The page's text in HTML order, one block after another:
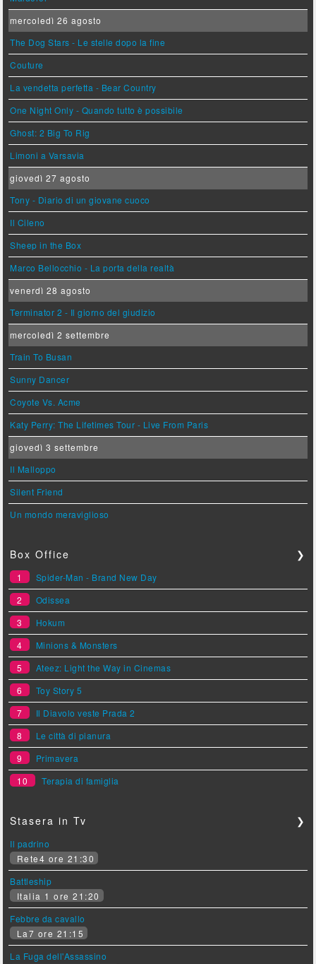
mercoledì 26 agosto
The Dog Stars - Le stelle dopo la fine
Couture
La vendetta perfetta - Bear Country
One Night Only - Quando tutto è possibile
Ghost: 2 Big To Rig
Limoni a Varsavia
giovedì 27 agosto
Tony - Diario di un giovane cuoco
Il Cileno
Sheep in the Box
Marco Bellocchio - La porta della realtà
venerdì 28 agosto
Terminator 2 - Il giorno del giudizio
mercoledì 2 settembre
Train To Busan
Sunny Dancer
Coyote Vs. Acme
Katy Perry: The Lifetimes Tour - Live From Paris
giovedì 3 settembre
Il Malloppo
Silent Friend
Un mondo meraviglioso
Box Office ❯
1
Spider-Man - Brand New Day
2
Odissea
3
Hokum
4
Minions & Monsters
5
Ateez: Light the Way in Cinemas
6
Toy Story 5
7
Il Diavolo veste Prada 2
8
Le città di pianura
9
Primavera
10
Terapia di famiglia
Stasera in Tv ❯
Il padrino
Rete4 ore 21:30
Battleship
Italia 1 ore 21:20
Febbre da cavallo
La7 ore 21:15
La Fuga dell'Assassino